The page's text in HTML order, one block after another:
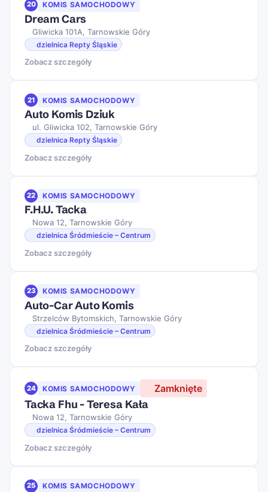
20 KOMIS SAMOCHODOWY
Dream Cars
Gliwicka 101A, Tarnowskie Góry
dzielnica Repty Śląskie
Zobacz szczegóły
21 KOMIS SAMOCHODOWY
Auto Komis Dziuk
ul. Gliwicka 102, Tarnowskie Góry
dzielnica Repty Śląskie
Zobacz szczegóły
22 KOMIS SAMOCHODOWY
F.H.U. Tacka
Nowa 12, Tarnowskie Góry
dzielnica Śródmieście – Centrum
Zobacz szczegóły
23 KOMIS SAMOCHODOWY
Auto-Car Auto Komis
Strzelców Bytomskich, Tarnowskie Góry
dzielnica Śródmieście – Centrum
Zobacz szczegóły
24 KOMIS SAMOCHODOWY Zamknięte
Tacka Fhu - Teresa Kała
Nowa 12, Tarnowskie Góry
dzielnica Śródmieście – Centrum
Zobacz szczegóły
25 KOMIS SAMOCHODOWY